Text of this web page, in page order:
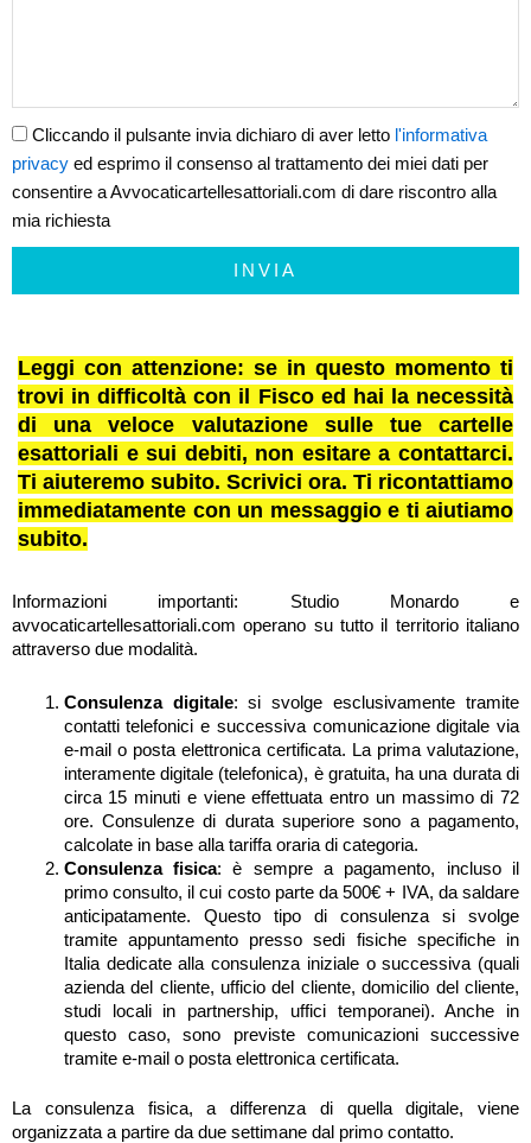
Cliccando il pulsante invia dichiaro di aver letto l'informativa
privacy ed esprimo il consenso al trattamento dei miei dati per
consentire a Avvocaticartellesattoriali.com di dare riscontro alla
mia richiesta
INVIA
Leggi con attenzione: se in questo momento ti
trovi in difficoltà con il Fisco ed hai la necessità
di una veloce valutazione sulle tue cartelle
esattoriali e sui debiti, non esitare a contattarci.
Ti aiuteremo subito. Scrivici ora. Ti ricontattiamo
immediatamente con un messaggio e ti aiutiamo
subito.
Informazioni importanti: Studio Monardo e
avvocaticartellesattoriali.com operano su tutto il territorio italiano
attraverso due modalità.
Consulenza digitale: si svolge esclusivamente tramite
contatti telefonici e successiva comunicazione digitale via
e-mail o posta elettronica certificata. La prima valutazione,
interamente digitale (telefonica), è gratuita, ha una durata di
circa 15 minuti e viene effettuata entro un massimo di 72
ore. Consulenze di durata superiore sono a pagamento,
calcolate in base alla tariffa oraria di categoria.
Consulenza fisica: è sempre a pagamento, incluso il
primo consulto, il cui costo parte da 500€ + IVA, da saldare
anticipatamente. Questo tipo di consulenza si svolge
tramite appuntamento presso sedi fisiche specifiche in
Italia dedicate alla consulenza iniziale o successiva (quali
azienda del cliente, ufficio del cliente, domicilio del cliente,
studi locali in partnership, uffici temporanei). Anche in
questo caso, sono previste comunicazioni successive
tramite e-mail o posta elettronica certificata.
La consulenza fisica, a differenza di quella digitale, viene
organizzata a partire da due settimane dal primo contatto.